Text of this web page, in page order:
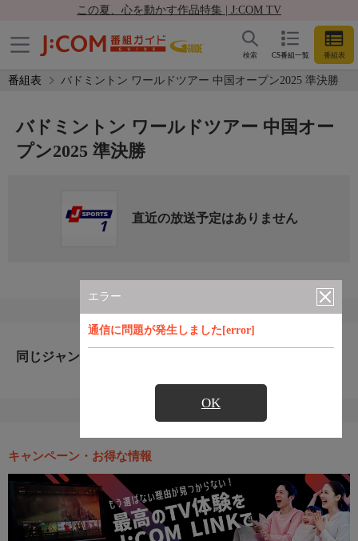
この夏、心を動かす作品特集 | J:COM TV
CS番組一覧 番組表
検索
番組表 バドミントン ワールドツアー 中国オープン2025 準決勝
エラー
通信に問題が発生しました[error]
OK
バドミントン ワールドツアー 中国オー
プン2025 準決勝
直近の放送予定はありません
同じジャンルのおすすめ番組
キャンペーン・お得な情報